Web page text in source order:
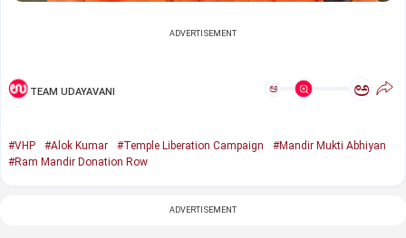
ADVERTISEMENT
TEAM UDAYAVANI ಅ ಅ
#VHP #Alok Kumar #Temple Liberation Campaign
#Mandir Mukti Abhiyan
#Ram Mandir Donation Row
ADVERTISEMENT